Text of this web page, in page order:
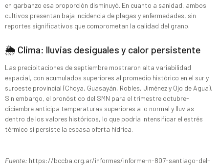
en garbanzo esa proporción disminuyó. En cuanto a sanidad, ambos
cultivos presentan baja incidencia de plagas y enfermedades, sin
reportes significativos que comprometan la calidad del grano.
🌦️ Clima: lluvias desiguales y calor persistente
Las precipitaciones de septiembre mostraron alta variabilidad
espacial, con acumulados superiores al promedio histórico en el sur y
suroeste provincial (Choya, Guasayán, Robles, Jiménez y Ojo de Agua).
Sin embargo, el pronóstico del SMN para el trimestre octubre-
diciembre anticipa temperaturas superiores a lo normal y lluvias
dentro de los valores históricos, lo que podría intensificar el estrés
térmico si persiste la escasa oferta hídrica.
Fuente: https://bccba.org.ar/informes/informe-n-807-santiago-del-